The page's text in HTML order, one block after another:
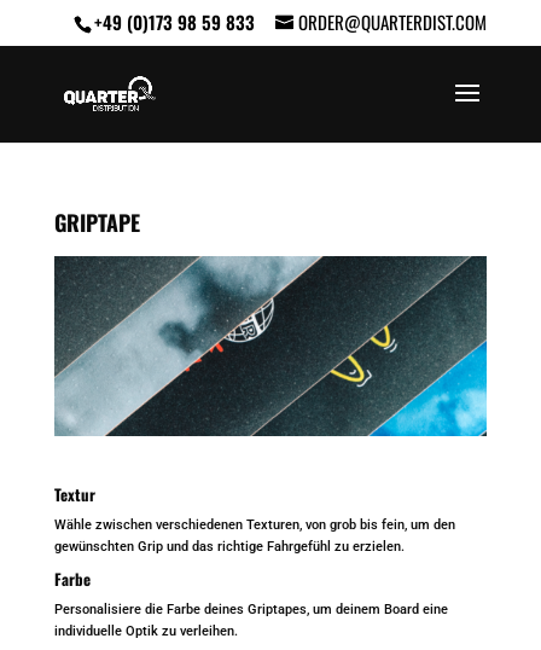
+49 (0)173 98 59 833 ORDER@QUARTERDIST.COM
GRIPTAPE
Textur
Wähle zwischen verschiedenen Texturen, von grob bis fein, um den
gewünschten Grip und das richtige Fahrgefühl zu erzielen.
Farbe
Personalisiere die Farbe deines Griptapes, um deinem Board eine
individuelle Optik zu verleihen.